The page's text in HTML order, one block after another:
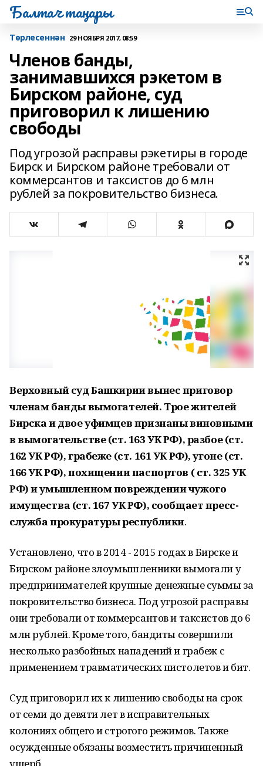
Балтач таңнары
Tөрлесеннән 29 НОЯБРЯ 2017, 08:59
Членов банды,
занимавшихся рэкетом в
Бирском районе, суд
приговорил к лишению
свободы
Под угрозой расправы рэкетиры в городе
Бирск и Бирском районе требовали от
коммерсантов и таксистов до 6 млн
рублей за покровительство бизнеса.
Верховный суд Башкирии вынес приговор
членам банды вымогателей. Трое жителей
Бирска и двое уфимцев признаны виновными
в вымогательстве (ст. 163 УК РФ), разбое (ст.
162 УК РФ), грабеже (ст. 161 УК РФ), угоне (ст.
166 УК РФ), похищении паспортов ( ст. 325 УК
РФ) и умышленном повреждении чужого
имущества (ст. 167 УК РФ), сообщает пресс-
служба прокуратуры республики.
Установлено, что в 2014 - 2015 годах в Бирске и
Бирском районе злоумышленники вымогали у
предпринимателей крупные денежные суммы за
покровительство бизнеса. Под угрозой расправы
они требовали от коммерсантов и таксистов до 6
млн рублей. Кроме того, бандиты совершили
несколько разбойных нападений и грабеж с
применением травматических пистолетов и бит.
Суд приговорил их к лишению свободы на срок
от семи до девяти лет в исправительных
колониях общего и строгого режимов. Также
осужденные обязаны возместить причиненный